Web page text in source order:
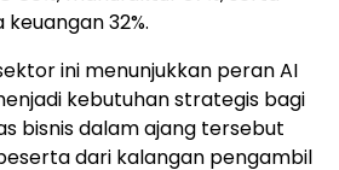
32%.
ini menunjukkan peran AI
kebutuhan strategis bagi
bisnis dalam ajang tersebut
dari kalangan pengambil